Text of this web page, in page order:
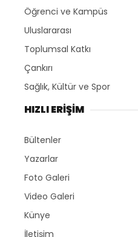
Öğrenci ve Kampüs
Uluslararası
Toplumsal Katkı
Çankırı
Sağlık, Kültür ve Spor
HIZLI ERİŞİM
Bültenler
Yazarlar
Foto Galeri
Video Galeri
Künye
İletişim